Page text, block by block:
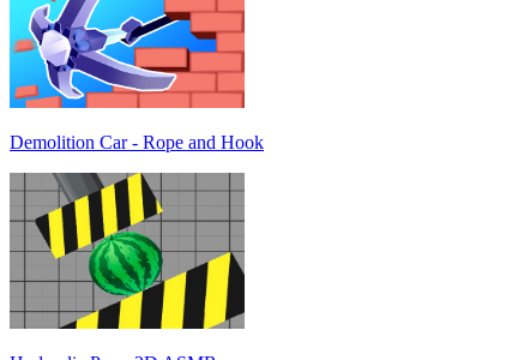
Demolition Car - Rope and Hook